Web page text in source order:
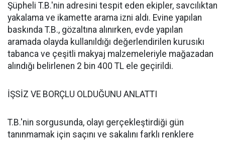
Şüpheli T.B.'nin adresini tespit eden ekipler, savcılıktan
yakalama ve ikamette arama izni aldı. Evine yapılan
baskında T.B., gözaltına alınırken, evde yapılan
aramada olayda kullanıldığı değerlendirilen kurusıkı
tabanca ve çeşitli makyaj malzemeleriyle mağazadan
alındığı belirlenen 2 bin 400 TL ele geçirildi.
İŞSİZ VE BORÇLU OLDUĞUNU ANLATTI
T.B.'nin sorgusunda, olayı gerçekleştirdiği gün
tanınmamak için saçını ve sakalını farklı renklere